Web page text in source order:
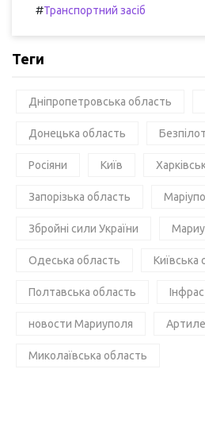
#Транспортний засіб
Теги
Дніпропетровська область
Донецька область
Росіяни Київ
Запорізька область
Збройні сили України
Одеська область Київська
Полтавська область
новости Мариуполя
Миколаївська область